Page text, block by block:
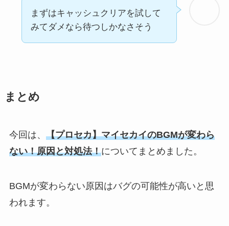
まずはキャッシュクリアを試して
みてダメなら待つしかなさそう
まとめ
今回は、 【プロセカ】マイセカイのBGMが変わら
ない！原因と対処法！についてまとめました。
BGMが変わらない原因はバグの可能性が高いと思
われます。